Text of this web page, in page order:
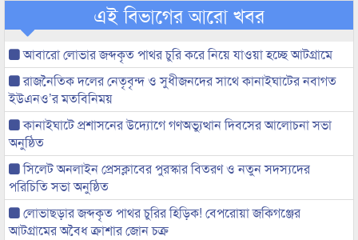
এই বিভাগের আরো খবর
আবারো লোভার জব্দকৃত পাথর চুরি করে নিয়ে যাওয়া হচ্ছে আটগ্রামে
রাজনৈতিক দলের নেতৃবৃন্দ ও সুধীজনদের সাথে কানাইঘাটের নবাগত
ইউএনও’র মতবিনিময়
কানাইঘাটে প্রশাসনের উদ্যোগে গণঅভ্যুত্থান দিবসের আলোচনা সভা
অনুষ্ঠিত
সিলেট অনলাইন প্রেসক্লাবের পুরস্কার বিতরণ ও নতুন সদস্যদের
পরিচিতি সভা অনুষ্ঠিত
লোভাছড়ার জব্দকৃত পাথর চুরির হিড়িক! বেপরোয়া জকিগঞ্জের
আটগ্রামের অবৈধ ক্রাশার জোন চক্র